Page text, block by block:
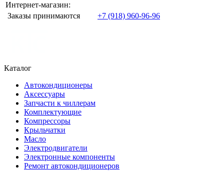
Интернет-магазин:
Заказы принимаются
+7 (918) 960-96-96
Каталог
Автокондиционеры
Аксессуары
Запчасти к чиллерам
Комплектующие
Компрессоры
Крыльчатки
Масло
Электродвигатели
Электронные компоненты
Ремонт автокондиционеров